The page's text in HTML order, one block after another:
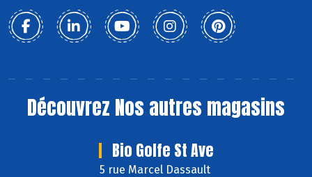
Découvrez Nos autres magasins
Bio Golfe St Ave
5 rue Marcel Dassault